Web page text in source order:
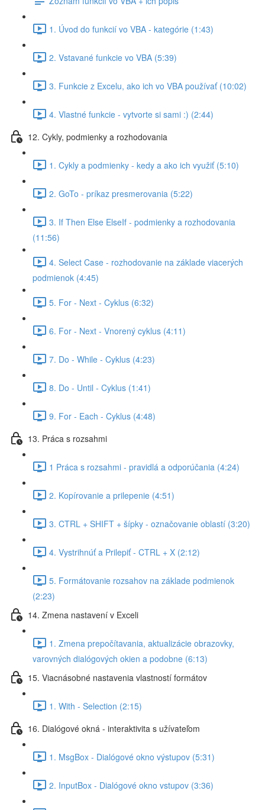
1. Úvod do funkcií vo VBA - kategórie (1:43)
2. Vstavané funkcie vo VBA (5:39)
3. Funkcie z Excelu, ako ich vo VBA používať (10:02)
4. Vlastné funkcie - vytvorte si sami :) (2:44)
12. Cykly, podmienky a rozhodovania
1. Cykly a podmienky - kedy a ako ich využiť (5:10)
2. GoTo - príkaz presmerovania (5:22)
3. If Then Else ElseIf - podmienky a rozhodovania
(11:56)
4. Select Case - rozhodovanie na základe viacerých
podmienok (4:45)
5. For - Next - Cyklus (6:32)
6. For - Next - Vnorený cyklus (4:11)
7. Do - While - Cyklus (4:23)
8. Do - Until - Cyklus (1:41)
9. For - Each - Cyklus (4:48)
13. Práca s rozsahmi
1 Práca s rozsahmi - pravidlá a odporúčania (4:24)
2. Kopírovanie a prilepenie (4:51)
3. CTRL + SHIFT + šípky - označovanie oblastí (3:20)
4. Vystrihnúť a Prilepiť - CTRL + X (2:12)
5. Formátovanie rozsahov na základe podmienok
(2:23)
14. Zmena nastavení v Exceli
1. Zmena prepočítavania, aktualizácie obrazovky,
varovných dialógových okien a podobne (6:13)
15. Viacnásobné nastavenia vlastností formátov
1. With - Selection (2:15)
16. Dialógové okná - interaktivita s užívateľom
1. MsgBox - Dialógové okno výstupov (5:31)
2. InputBox - Dialógové okno vstupov (3:36)